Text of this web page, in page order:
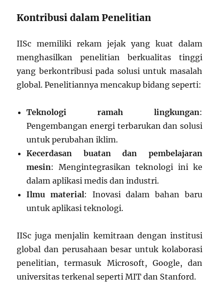
Kontribusi dalam Penelitian
IISc memiliki rekam jejak yang kuat dalam
menghasilkan penelitian berkualitas tinggi
yang berkontribusi pada solusi untuk masalah
global. Penelitiannya mencakup bidang seperti:
Teknologi ramah lingkungan:
Pengembangan energi terbarukan dan solusi
untuk perubahan iklim.
Kecerdasan buatan dan pembelajaran
mesin: Mengintegrasikan teknologi ini ke
dalam aplikasi medis dan industri.
Ilmu material: Inovasi dalam bahan baru
untuk aplikasi teknologi.
IISc juga menjalin kemitraan dengan institusi
global dan perusahaan besar untuk kolaborasi
penelitian, termasuk Microsoft, Google, dan
universitas terkenal seperti MIT dan Stanford.